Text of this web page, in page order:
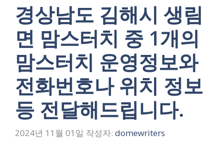
경상남도 김해시 생림
면 맘스터치 중 1개의
맘스터치 운영정보와
전화번호나 위치 정보
등 전달해드립니다.
2024년 11월 01일 작성자: domewriters